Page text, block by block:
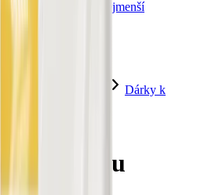
Pro nejmenší
Dárky k
nejlepší k svátku
k svátku